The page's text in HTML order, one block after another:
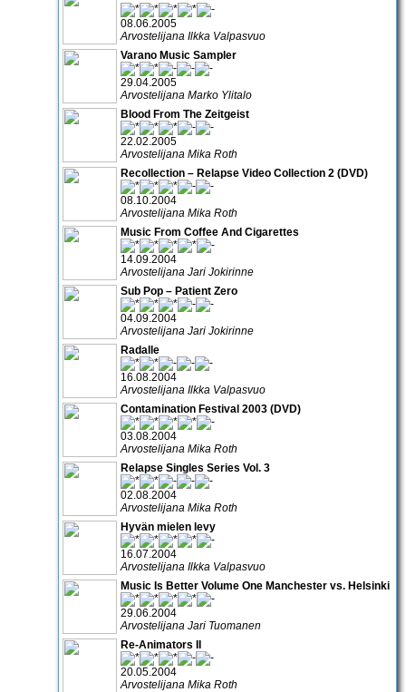
08.06.2005
Arvostelijana Ilkka Valpasvuo
Varano Music Sampler
29.04.2005
Arvostelijana Marko Ylitalo
Blood From The Zeitgeist
22.02.2005
Arvostelijana Mika Roth
Recollection – Relapse Video Collection 2 (DVD)
08.10.2004
Arvostelijana Mika Roth
Music From Coffee And Cigarettes
14.09.2004
Arvostelijana Jari Jokirinne
Sub Pop – Patient Zero
04.09.2004
Arvostelijana Jari Jokirinne
Radalle
16.08.2004
Arvostelijana Ilkka Valpasvuo
Contamination Festival 2003 (DVD)
03.08.2004
Arvostelijana Mika Roth
Relapse Singles Series Vol. 3
02.08.2004
Arvostelijana Mika Roth
Hyvän mielen levy
16.07.2004
Arvostelijana Ilkka Valpasvuo
Music Is Better Volume One Manchester vs. Helsinki
29.06.2004
Arvostelijana Jari Tuomanen
Re-Animators II
20.05.2004
Arvostelijana Mika Roth